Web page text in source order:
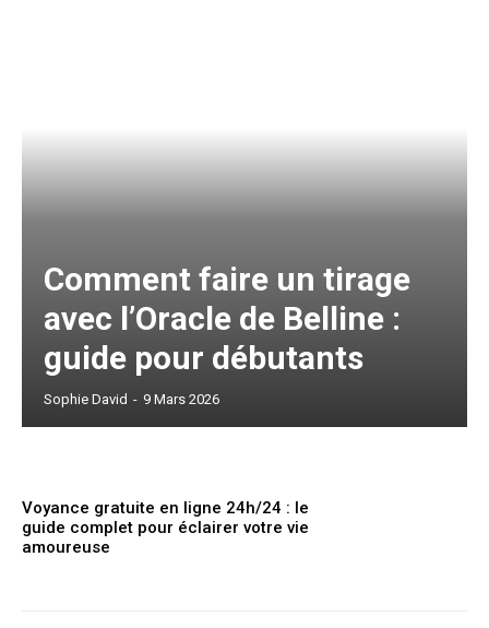
Comment faire un tirage
avec l’Oracle de Belline :
guide pour débutants
Sophie David - 9 Mars 2026
Voyance gratuite en ligne 24h/24 : le
guide complet pour éclairer votre vie
amoureuse